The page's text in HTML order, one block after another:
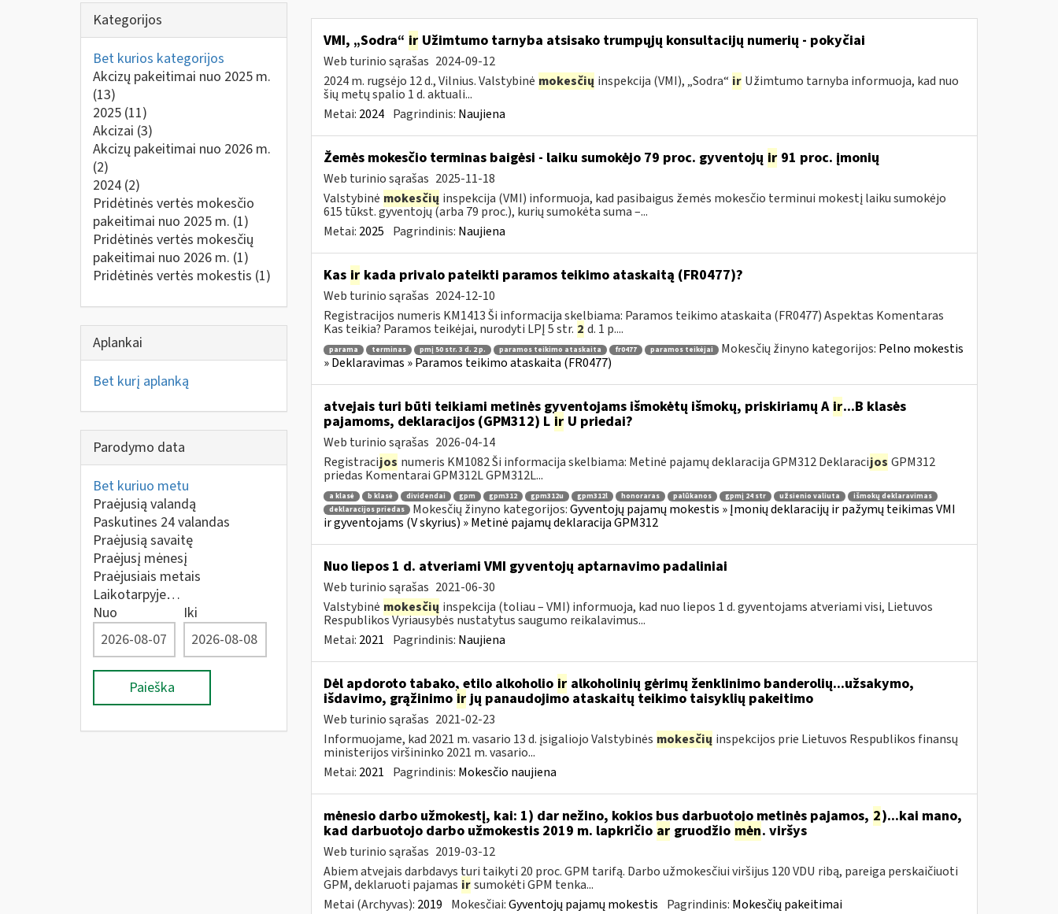
Kategorijos
Bet kurios kategorijos
Akcizų pakeitimai nuo 2025 m.
(13)
2025 (11)
Akcizai (3)
Akcizų pakeitimai nuo 2026 m.
(2)
2024 (2)
Pridėtinės vertės mokesčio
pakeitimai nuo 2025 m. (1)
Pridėtinės vertės mokesčių
pakeitimai nuo 2026 m. (1)
Pridėtinės vertės mokestis (1)
Aplankai
Bet kurį aplanką
Parodymo data
Bet kuriuo metu
Praėjusią valandą
Paskutines 24 valandas
Praėjusią savaitę
Praėjusį mėnesį
Praėjusiais metais
Laikotarpyje…
Nuo
Iki
Paieška
VMI, „Sodra“ irUžimtumo tarnyba atsisako trumpųjų konsultacijų numerių - pokyčiai
Web turinio sąrašas 2024-09-12
2024 m. rugsėjo 12 d., Vilnius. Valstybinė mokesčių inspekcija (VMI), „Sodra“ ir Užimtumo tarnyba informuoja, kad nuo
šių metų spalio 1 d. aktuali...
Metai: 2024 Pagrindinis: Naujiena
Žemės mokesčio terminas baigėsi - laiku sumokėjo 79 proc. gyventojų ir91 proc. įmonių
Web turinio sąrašas 2025-11-18
Valstybinė mokesčių inspekcija (VMI) informuoja, kad pasibaigus žemės mokesčio terminui mokestį laiku sumokėjo
615 tūkst. gyventojų (arba 79 proc.), kurių sumokėta suma –...
Metai: 2025 Pagrindinis: Naujiena
Kas irkada privalo pateikti paramos teikimo ataskaitą (FR0477)?
Web turinio sąrašas 2024-12-10
Registracijos numeris KM1413 Ši informacija skelbiama: Paramos teikimo ataskaita (FR0477) Aspektas Komentaras
Kas teikia? Paramos teikėjai, nurodyti LPĮ 5 str. 2 d. 1 p....
parama terminas pmį 50 str. 3 d. 2 p. paramos teikimo ataskaita fr0477 paramos teikėjai Mokesčių žinyno kategorijos: Pelno mokestis
» Deklaravimas » Paramos teikimo ataskaita (FR0477)
atvejais turi būti teikiami metinės gyventojams išmokėtų išmokų, priskiriamų A ir...B klasės
pajamoms, deklaracijos (GPM312) L irU priedai?
Web turinio sąrašas 2026-04-14
Registracijos numeris KM1082 Ši informacija skelbiama: Metinė pajamų deklaracija GPM312 Deklaracijos GPM312
priedas Komentarai GPM312L GPM312L...
a klasė b klasė dividendai gpm gpm312 gpm312u gpm312l honoraras palūkanos gpmį 24 str užsienio valiuta
išmokų deklaravimas
deklaracijos priedas
Mokesčių žinyno kategorijos:Gyventojų pajamų mokestis » Įmonių deklaracijų ir pažymų teikimas VMI
ir gyventojams (V skyrius) » Metinė pajamų deklaracija GPM312
Nuo liepos 1 d. atveriami VMI gyventojų aptarnavimo padaliniai
Web turinio sąrašas 2021-06-30
Valstybinė mokesčių inspekcija (toliau – VMI) informuoja, kad nuo liepos 1 d. gyventojams atveriami visi, Lietuvos
Respublikos Vyriausybės nustatytus saugumo reikalavimus...
Metai: 2021 Pagrindinis: Naujiena
Dėl apdoroto tabako, etilo alkoholio iralkoholinių gėrimų ženklinimo banderolių...užsakymo,
išdavimo, grąžinimo irjų panaudojimo ataskaitų teikimo taisyklių pakeitimo
Web turinio sąrašas 2021-02-23
Informuojame, kad 2021 m. vasario 13 d. įsigaliojo Valstybinės mokesčių inspekcijos prie Lietuvos Respublikos finansų
ministerijos viršininko 2021 m. vasario...
Metai: 2021 Pagrindinis: Mokesčio naujiena
mėnesio darbo užmokestį, kai: 1) dar nežino, kokios bus darbuotojo metinės pajamos, 2)...kai mano,
kad darbuotojo darbo užmokestis 2019 m. lapkričio argruodžio mėn. viršys
Web turinio sąrašas 2019-03-12
Abiem atvejais darbdavys turi taikyti 20 proc. GPM tarifą. Darbo užmokesčiui viršijus 120 VDU ribą, pareiga perskaičiuoti
GPM, deklaruoti pajamas ir sumokėti GPM tenka...
Metai (Archyvas): 2019 Mokesčiai:Gyventojų pajamų mokestis Pagrindinis: Mokesčių pakeitimai